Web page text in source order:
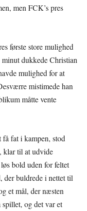
men FCK’s pres
første store mulighed
dukkede Christian
mulighed for at
mistimede han
måtte vente
fat i kampen, stod
klar til at udvide
bold uden for feltet
der buldrede i nettet til
et mål, der næsten
og det var et